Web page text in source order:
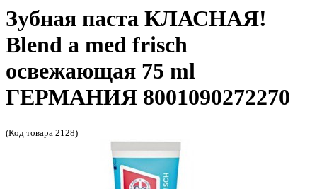
Зубная паста КЛАСНАЯ!
Blend a med frisch
освежающая 75 ml
ГЕРМАНИЯ 8001090272270
(Код товара 2128)